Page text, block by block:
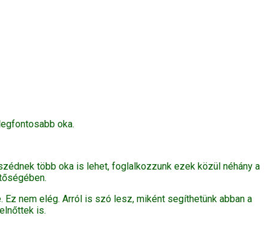
oka.
több oka is lehet, foglalkozzunk ezek közül néhány a
Ez nem elég. Arról is szó lesz, miként segíthetünk abban a
is.